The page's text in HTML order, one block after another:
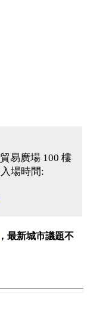
易廣場 100 樓
場時間:
，最新城市議題不